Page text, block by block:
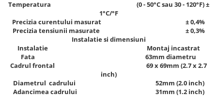
Temperatura (0 - 50°C sau 30 - 120°F) ±
1°C/°F
Precizia curentului masurat ± 0,4%
Precizia tensiunii masurate ± 0,3%
Instalatie si dimensiuni
Instalatie Montaj incastrat
Fata 63mm diametru
Cadrul frontal 69 x 69mm (2.7 x 2.7
inch)
Diametrul cadrului 52mm (2.0 inch)
Adancimea cadrului 31mm (1.2 inch)